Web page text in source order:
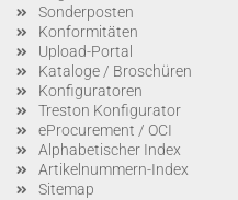
Sonderposten
Konformitäten
Upload-Portal
Kataloge / Broschüren
Konfiguratoren
Treston Konfigurator
eProcurement / OCI
Alphabetischer Index
Artikelnummern-Index
Sitemap